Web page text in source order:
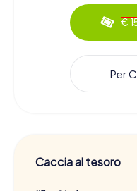
€
Per
Caccia al tesoro